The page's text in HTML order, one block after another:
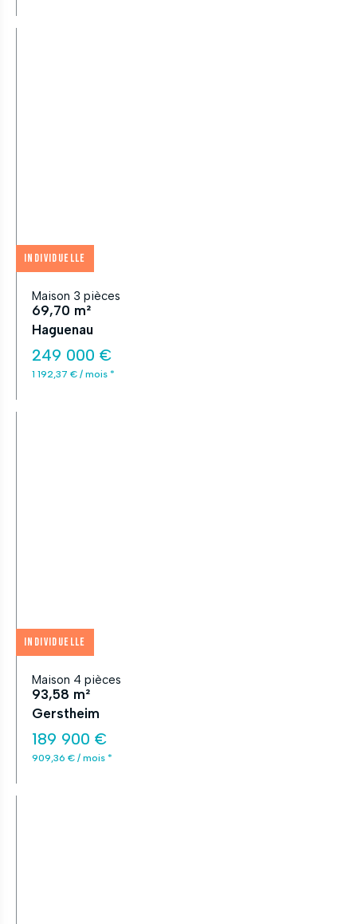
Individuelle
Maison 3 pièces
69,70 m²
Haguenau
249 000 €
1 192,37 € / mois *
Individuelle
Maison 4 pièces
93,58 m²
Gerstheim
189 900 €
909,36 € / mois *